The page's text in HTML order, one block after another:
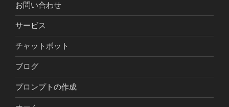
お問い合わせ
サービス
チャットボット
ブログ
プロンプトの作成